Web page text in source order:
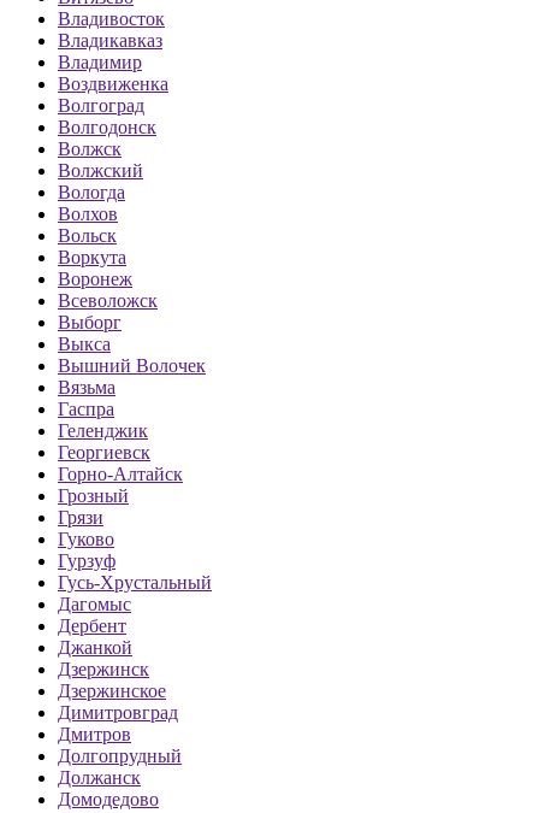
Владивосток
Владикавказ
Владимир
Воздвиженка
Волгоград
Волгодонск
Волжск
Волжский
Вологда
Волхов
Вольск
Воркута
Воронеж
Всеволожск
Выборг
Выкса
Вышний Волочек
Вязьма
Гаспра
Геленджик
Георгиевск
Горно-Алтайск
Грозный
Грязи
Гуково
Гурзуф
Гусь-Хрустальный
Дагомыс
Дербент
Джанкой
Дзержинск
Дзержинское
Димитровград
Дмитров
Долгопрудный
Должанск
Домодедово